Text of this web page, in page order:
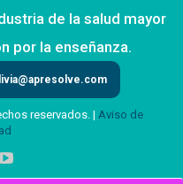
de la salud mayor
por la enseñanza.
reservados. | Aviso de